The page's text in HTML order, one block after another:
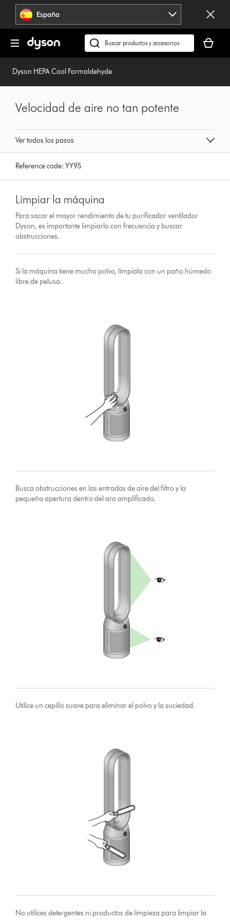
Omitir
navegación España
Buscar
en
dyson.es
cesta
está
Dyson HEPA Cool Formaldehyde
Ver todos los pasos
Velocidad de aire no tan potente
Reference code:YY9S
Limpiar la máquina
Para sacar el mayor rendimiento de tu purificador ventilador
Dyson, es importante limpiarlo con frecuencia y buscar
obstrucciones.
Si la máquina tiene mucho polvo, límpiala con un paño húmedo
libre de pelusa.
Busca obstrucciones en las entradas de aire del filtro y la
pequeña apertura dentro del aro amplificado.
Utilice un cepillo suave para eliminar el polvo y la suciedad.
No utilices detergentes ni productos de limpieza para limpiar la